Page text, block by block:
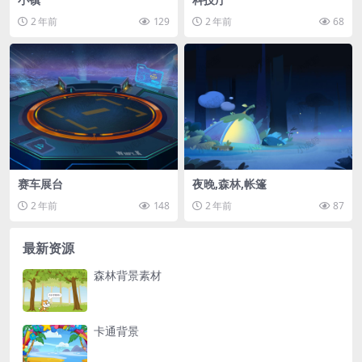
2 年前 129 2 年前 68
赛车展台
2 年前 148
夜晚,森林,帐篷
2 年前 87
最新资源
森林背景素材
卡通背景